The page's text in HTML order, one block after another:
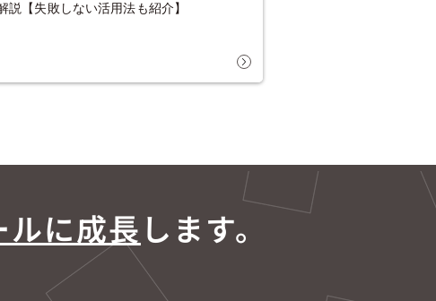
説【失敗しない活用法も紹介】
に成長 します。